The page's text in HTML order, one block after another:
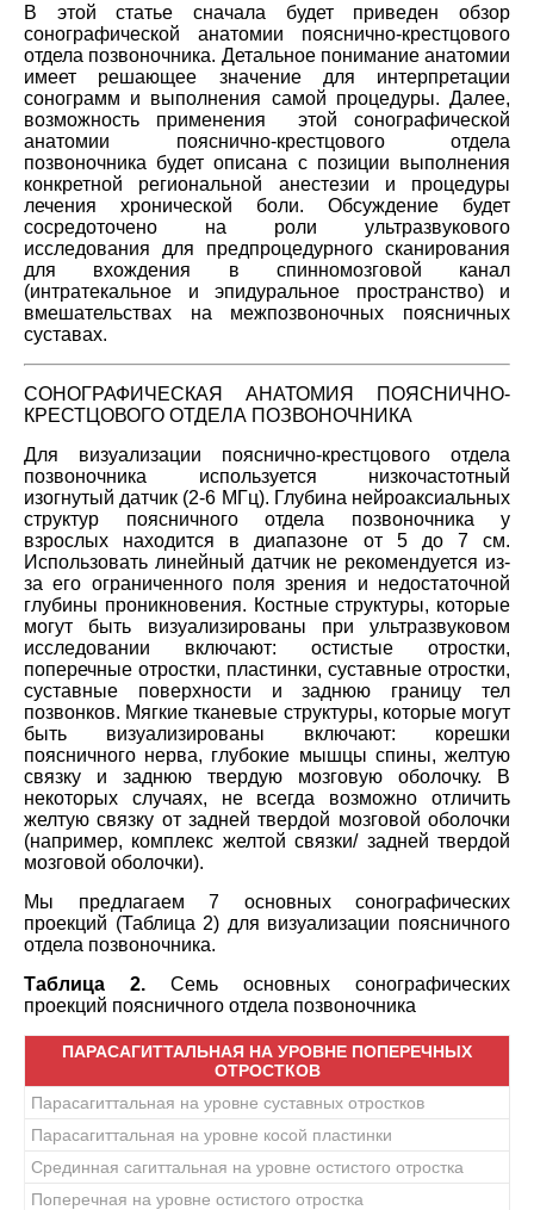
В этой статье сначала будет приведен обзор
сонографической анатомии пояснично-крестцового
отдела позвоночника. Детальное понимание анатомии
имеет решающее значение для интерпретации
сонограмм и выполнения самой процедуры. Далее,
возможность применения этой сонографической
анатомии пояснично-крестцового отдела
позвоночника будет описана с позиции выполнения
конкретной региональной анестезии и процедуры
лечения хронической боли. Обсуждение будет
сосредоточено на роли ультразвукового
исследования для предпроцедурного сканирования
для вхождения в спинномозговой канал
(интратекальное и эпидуральное пространство) и
вмешательствах на межпозвоночных поясничных
суставах.
СОНОГРАФИЧЕСКАЯ АНАТОМИЯ ПОЯСНИЧНО-
КРЕСТЦОВОГО ОТДЕЛА ПОЗВОНОЧНИКА
Для визуализации пояснично-крестцового отдела
позвоночника используется низкочастотный
изогнутый датчик (2-6 МГц). Глубина нейроаксиальных
структур поясничного отдела позвоночника у
взрослых находится в диапазоне от 5 до 7 см.
Использовать линейный датчик не рекомендуется из-
за его ограниченного поля зрения и недостаточной
глубины проникновения. Костные структуры, которые
могут быть визуализированы при ультразвуковом
исследовании включают: остистые отростки,
поперечные отростки, пластинки, суставные отростки,
суставные поверхности и заднюю границу тел
позвонков. Мягкие тканевые структуры, которые могут
быть визуализированы включают: корешки
поясничного нерва, глубокие мышцы спины, желтую
связку и заднюю твердую мозговую оболочку. В
некоторых случаях, не всегда возможно отличить
желтую связку от задней твердой мозговой оболочки
(например, комплекс желтой связки/ задней твердой
мозговой оболочки).
Мы предлагаем 7 основных сонографических
проекций (Таблица 2) для визуализации поясничного
отдела позвоночника.
Таблица 2. Семь основных сонографических
проекций поясничного отдела позвоночника
ПАРАСАГИТТАЛЬНАЯ НА УРОВНЕ ПОПЕРЕЧНЫХ
ОТРОСТКОВ
Парасагиттальная на уровне суставных отростков
Парасагиттальная на уровне косой пластинки
Срединная сагиттальная на уровне остистого отростка
Поперечная на уровне остистого отростка